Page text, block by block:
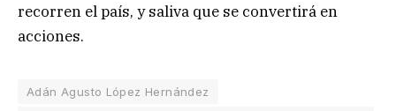
recorren el país, y saliva que se convertirá en
acciones.
Adán Agusto López Hernández